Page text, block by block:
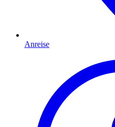
Anreise